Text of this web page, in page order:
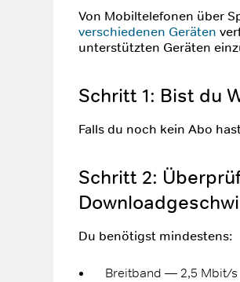
Von Mobiltelefonen über
verschiedenen Geräten
unterstützten Geräten
Schritt 1: Bist du
Falls du noch kein Abo
Schritt 2:
Du benötigst mindestens:
Breitband — 2,5 Mbit/s